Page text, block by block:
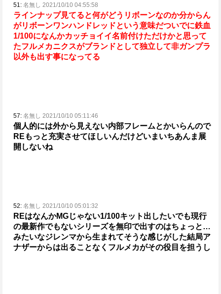
51: 名無し 2021/10/10 04:55:58
ラインナップ見てると何がどうリボーンなのか分からん
がリボーンワンハンドレッドという意味だついでに鉄血
1/100になんかカッチョイイ名前付けただけかと思って
たフルメカニクスがブランドとして独立して非ガンプラ
以外も出す事になってる
57: 名無し 2021/10/10 05:11:46
個人的には外から見えない内部フレームとかいらんので
REもっと充実させてほしいんだけどいまいちあんま展
開しないね
52: 名無し 2021/10/10 05:01:32
REはなんかMGじゃない1/100キット出したいでも現行
の最新作でもないシリーズを無印で出すのはちょっと…
みたいなジレンマから生まれてそうな感じがした結局ア
ナザーからは出ることなくフルメカがその役目を担うし